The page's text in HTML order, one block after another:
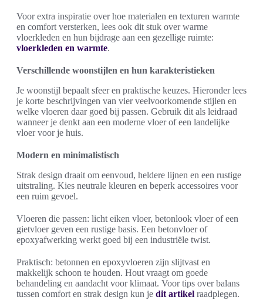
Voor extra inspiratie over hoe materialen en texturen warmte
en comfort versterken, lees ook dit stuk over warme
vloerkleden en hun bijdrage aan een gezellige ruimte:
vloerkleden en warmte.
Verschillende woonstijlen en hun karakteristieken
Je woonstijl bepaalt sfeer en praktische keuzes. Hieronder lees
je korte beschrijvingen van vier veelvoorkomende stijlen en
welke vloeren daar goed bij passen. Gebruik dit als leidraad
wanneer je denkt aan een moderne vloer of een landelijke
vloer voor je huis.
Modern en minimalistisch
Strak design draait om eenvoud, heldere lijnen en een rustige
uitstraling. Kies neutrale kleuren en beperk accessoires voor
een ruim gevoel.
Vloeren die passen: licht eiken vloer, betonlook vloer of een
gietvloer geven een rustige basis. Een betonvloer of
epoxyafwerking werkt goed bij een industriële twist.
Praktisch: betonnen en epoxyvloeren zijn slijtvast en
makkelijk schoon te houden. Hout vraagt om goede
behandeling en aandacht voor klimaat. Voor tips over balans
tussen comfort en strak design kun je dit artikel raadplegen.